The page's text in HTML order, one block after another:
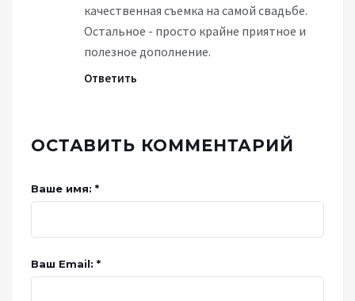
качественная съемка на самой свадьбе.
Остальное - просто крайне приятное и
полезное дополнение.
Ответить
ОСТАВИТЬ КОММЕНТАРИЙ
Ваше имя: *
Ваш Email: *